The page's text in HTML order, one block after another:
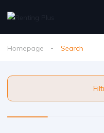
Homepage Search